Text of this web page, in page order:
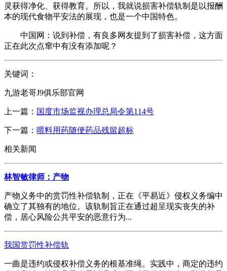
灵获得净化、获得教育。所以，我就说损害补偿轨制是以报酬
本的现代食物平安法的展现，也是一个中国特色。
中国网：说到补偿，有良多网友提到了损害补偿，这方面
正在此次点窜中有没有添加呢？
关键词：
九游老哥J9俱乐部官网
上一篇： 国度市场监视办理总局令第114号
下一篇： 喂料用药随便药品残留超标
相关新闻
林智敏律师：产物
产物义务中的赏罚性补偿轨制，正在《平易近》侵权义务编中
确立了其独有的地位。该轨制旨正在通过超呈现实丧失的补
偿，居心风险公共平安的恶意行为...
我国赏罚性补偿轨
一曲是违约或侵权补偿义务的根基准绳。实践中，商定的违约